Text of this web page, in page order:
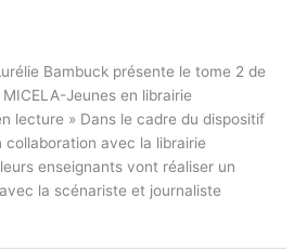
Bambuck présente le tome 2 de
Jeunes en librairie
lecture » Dans le cadre du dispositif
collaboration avec la librairie
enseignants vont réaliser un
la scénariste et journaliste